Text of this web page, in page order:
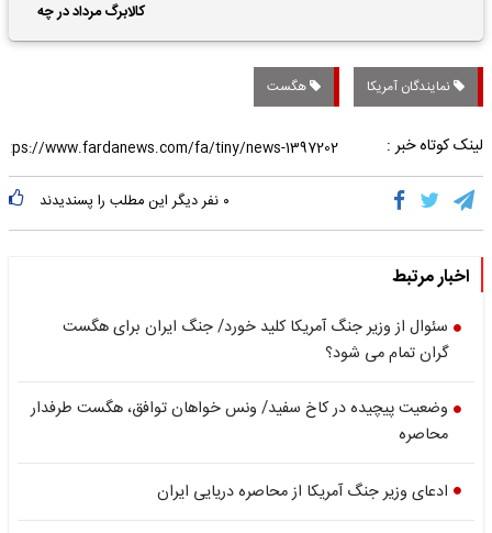
کالابرگ مرداد در چه
تاریخی واریز خواهد شد؟
نمایندگان آمریکا هگست
لینک کوتاه خبر :
۰ نفر دیگر این مطلب را پسندیدند
اخبار مرتبط
سئوال از وزیر جنگ آمریکا کلید خورد/ جنگ ایران برای هگست
گران تمام می شود؟
وضعیت پیچیده در کاخ سفید/ ونس خواهان توافق، هگست طرفدار
محاصره
ادعای وزیر جنگ آمریکا از محاصره دریایی ایران